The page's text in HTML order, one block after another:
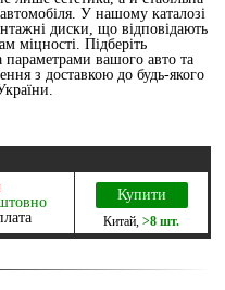
У нашому каталозі
диски, що відповідають
міцності. Підберіть
параметрами вашого авто та
з доставкою до будь-якого
Купити
Китай >8 шт.